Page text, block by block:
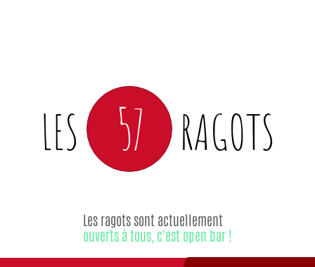
LES 57 RAGOTS
Les ragots sont actuellement
ouverts à tous, c'est open bar !